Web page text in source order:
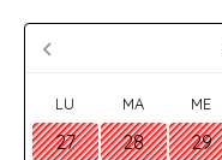
LU MA ME
27 28 29